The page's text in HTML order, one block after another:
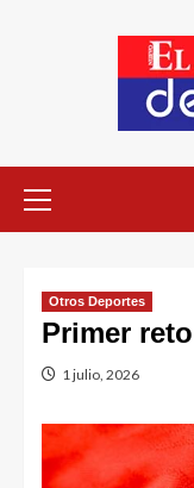
Otros Deportes
Primer
1 julio, 2026